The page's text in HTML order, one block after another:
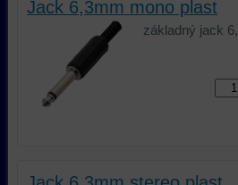
Jack 6,3mm mono plast
základný jack